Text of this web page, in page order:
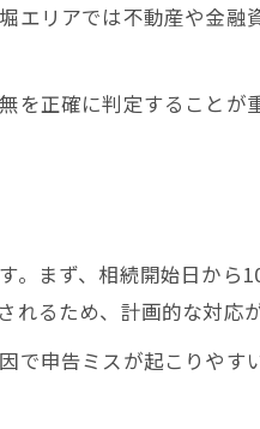
エリアでは不動産や金融
正確に判定することが
まず、相続開始日から
るため、計画的な対応が
申告ミスが起こりやすい